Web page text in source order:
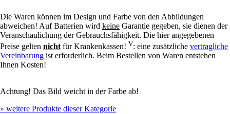
Die Waren können im Design und Farbe von den Abbildungen
abweichen! Auf Batterien wird keine Garantie gegeben, sie dienen der
Veranschaulichung der Gebrauchsfähigkeit. Die hier angegebenen
Preise gelten nichtfür Krankenkassen! V: eine zusätzliche vertragliche
Vereinbarung ist erforderlich. Beim Bestellen von Waren entstehen
Ihnen Kosten!
Achtung! Das Bild weicht in der Farbe ab!
» weitere Produkte dieser Kategorie